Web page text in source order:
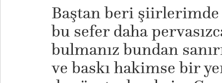
Baştan beri şiirlerimde
bu sefer daha
bulmanız bundan
ve baskı hakimse bir